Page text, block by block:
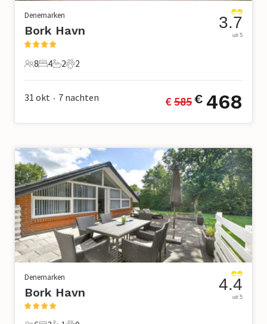
Denemarken
Bork Havn
8 Gasten
8
4 Slaapkamers
4
2 Badkamers
2
2 Huisdieren
2
3.7
uit 5
31 okt • 7 nachten € 585€ 468
Denemarken
Bork Havn 4.4
uit 5